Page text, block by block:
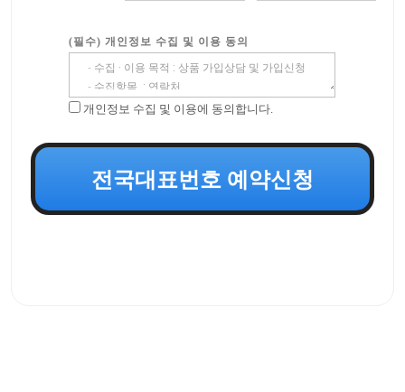
(필수) 개인정보 수집 및 이용 동의
개인정보 수집 및 이용에 동의합니다.
전국대표번호 예약신청